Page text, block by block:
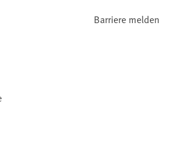
Barriere melden